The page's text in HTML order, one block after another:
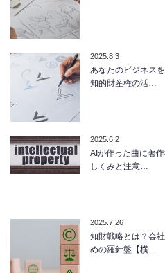
2025.8.3
あなたのビジネス
知的財産権の活…
2025.6.2
AIが作った曲に著
しくみと注意…
2025.7.26
知財戦略とは？会
めの羅針盤【横…